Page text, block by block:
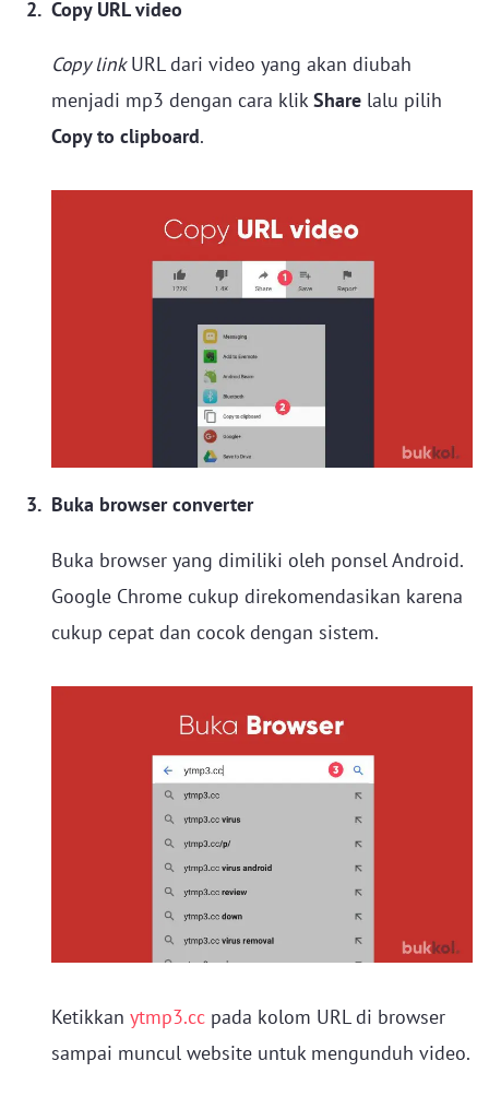
Copy URL video
Copy linkURL dari video yang akan diubah
menjadi mp3 dengan cara klikShare lalu pilih
Copy to clipboard.
Buka browser converter
Buka browser yang dimiliki oleh ponsel Android.
Google Chrome cukup direkomendasikan karena
cukup cepat dan cocok dengan sistem.
Ketikkan ytmp3.cc pada kolom URL di browser
sampai muncul website untuk mengunduh video.